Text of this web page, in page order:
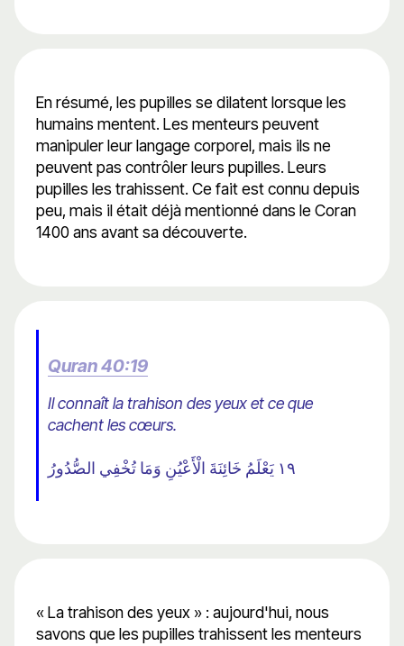
En résumé, les pupilles se dilatent lorsque les
humains mentent. Les menteurs peuvent
manipuler leur langage corporel, mais ils ne
peuvent pas contrôler leurs pupilles. Leurs
pupilles les trahissent. Ce fait est connu depuis
peu, mais il était déjà mentionné dans le Coran
1400 ans avant sa découverte.
Quran 40:19
Il connaît la trahison des yeux et ce que
cachent les cœurs.
١٩ يَعْلَمُ خَائِنَةَ الْأَعْيُنِ وَمَا تُخْفِي الصُّدُورُ
« La trahison des yeux » : aujourd'hui, nous
savons que les pupilles trahissent les menteurs